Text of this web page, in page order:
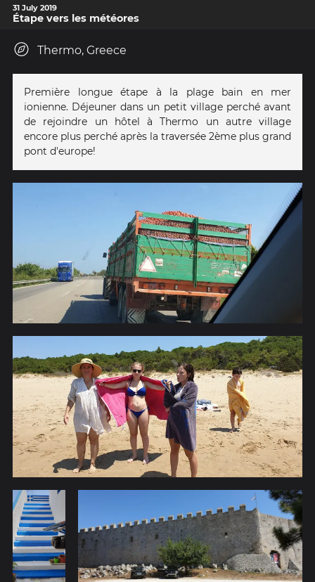
31 July 2019
Étape vers les météores
Thermo, Greece
Première longue étape à la plage bain en mer
ionienne. Déjeuner dans un petit village perché avant
de rejoindre un hôtel à Thermo un autre village
encore plus perché après la traversée 2ème plus grand
pont d'europe!